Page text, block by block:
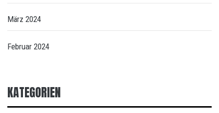
März 2024
Februar 2024
KATEGORIEN